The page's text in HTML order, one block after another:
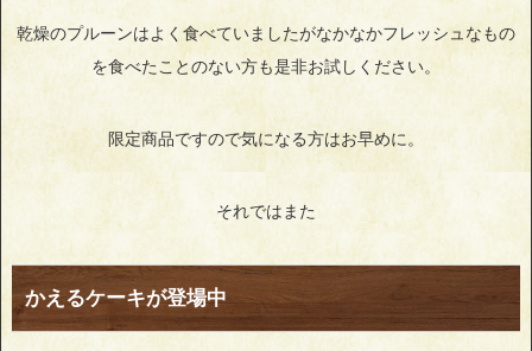
乾燥のプルーンはよく食べていましたがなかなかフレッシュなもの
を食べたことのない方も是非お試しください。
限定商品ですので気になる方はお早めに。
それではまた
かえるケーキが登場中